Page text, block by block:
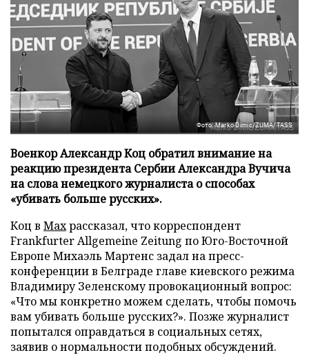
Фото: Marko Dimic/ZUMA/TASS
Военкор Александр Коц обратил внимание на
реакцию президента Сербии Александра Вучича
на слова немецкого журналиста о способах
«убивать больше русских».
Коц в Махрассказал, что корреспондент
Frankfurter Allgemeine Zeitung по Юго-Восточной
Европе Михаэль Мартенс задал на пресс-
конференции в Белграде главе киевского режима
Владимиру Зеленскому провокационный вопрос:
«Что мы конкретно можем сделать, чтобы помочь
вам убивать больше русских?». Позже журналист
попытался оправдаться в социальных сетях,
заявив о нормальности подобных обсуждений.